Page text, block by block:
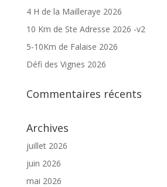
4 H de la Mailleraye 2026
10 Km de Ste Adresse 2026 -v2
5-10Km de Falaise 2026
Défi des Vignes 2026
Commentaires récents
Archives
juillet 2026
juin 2026
mai 2026